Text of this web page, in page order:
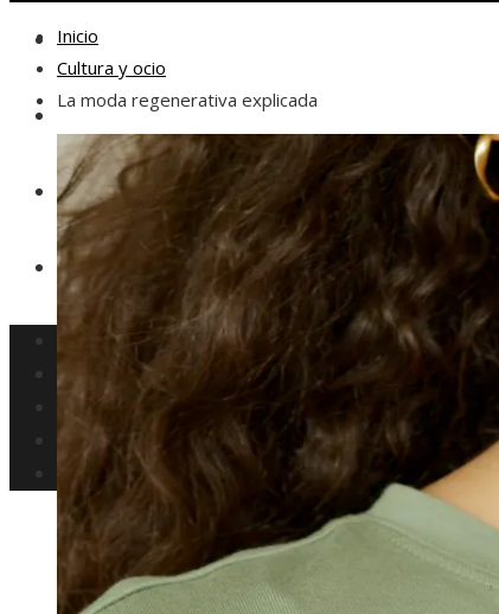
Ciencia y tecnología
Cultura y ocio
Inversiones y negocios
Responsabilidad social
Panamá
Ciencia y tecnología
Cultura y ocio
Inversiones y negocios
Responsabilidad social
Inicio
Cultura y ocio
La moda regenerativa explicada